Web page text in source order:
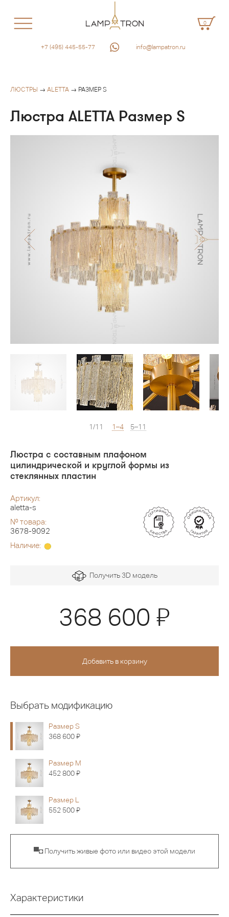
0
+7 (495) 445-55-77 info@lampatron.ru
ЛЮСТРЫ → ALETTA → РАЗМЕР S
Люстра ALETTA Размер S
1/11 1–4 5–11
Люстра с составным плафоном
цилиндрической и круглой формы из
стеклянных пластин
Артикул:
aletta-s
№ товара:
3678-9092
Наличие:
Получить 3D модель
368 600 Я
Выбрать модификацию
Размер S
368 600Я
Размер M
452 800Я
Размер L
552 500Я
▀◘ Получить живые фото или видео этой модели
Характеристики